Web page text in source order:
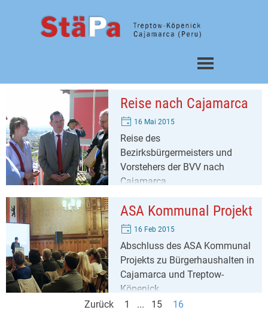
Menü überspringen
Reise nach Cajamarca
16 Mai 2015
Reise des
Bezirksbürgermeisters und
Vorstehers der BVV nach
Cajamarca
ASA Kommunal Projekt
16 Feb 2015
Abschluss des ASA Kommunal
Projekts zu Bürgerhaushalten in
Cajamarca und Treptow-
Köpenick
Zurück
Gehen Sie zu Seite:
1 ... Gehen Sie zu Seite:
15 Aktuelle Seite:
16